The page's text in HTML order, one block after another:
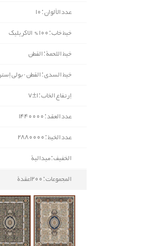
عدد الألوان : 10
خيط خاب : 100% الاكريليك
خيط اللحمة : القطن
خيط السدی : القطن - بولي إستر
إرتفاع الخاب : 1±7
عدد العقد : 1440000
عدد الخيط : 2880000
الخفيف : ميدالية
المجموعات : 1200عقدة